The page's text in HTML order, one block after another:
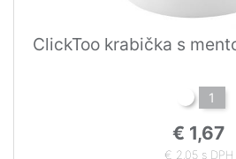
ClickToo krabička s
1
€ 1,67
€ 2,05 s DPH